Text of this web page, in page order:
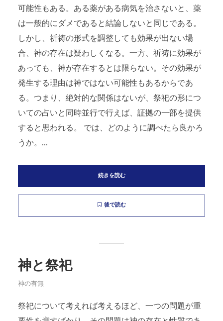
可能性もある。ある薬がある病気を治さないと、薬
は一般的にダメであると結論しないと同じである。
しかし、祈祷の形式を調整しても効果が出ない場
合、神の存在は疑わしくなる。一方、祈祷に効果が
あっても、神が存在するとは限らない。その効果が
発生する理由は神ではない可能性もあるからであ
る。つまり、絶対的な関係はないが、祭祀の形につ
いての占いと同時並行で行えば、証拠の一部を提供
すると思われる。 では、どのように調べたら良かろ
うか。...
続きを読む
後で読む
神と祭祀
神の有無
祭祀について考えれば考えるほど、一つの問題が重